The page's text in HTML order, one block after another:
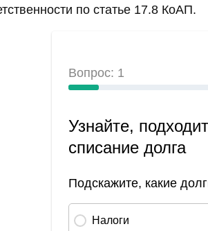
по статье 17.8 КоАП.